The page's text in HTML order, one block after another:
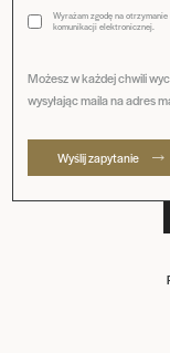
Wyrażam zgodę na
komunikacji elektronicznej.
Możesz w każdej chwili
wysyłając maila na adres
Wyślij zapytanie